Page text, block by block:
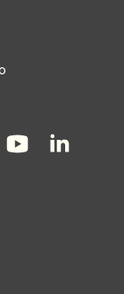
YoutubeLinkedin